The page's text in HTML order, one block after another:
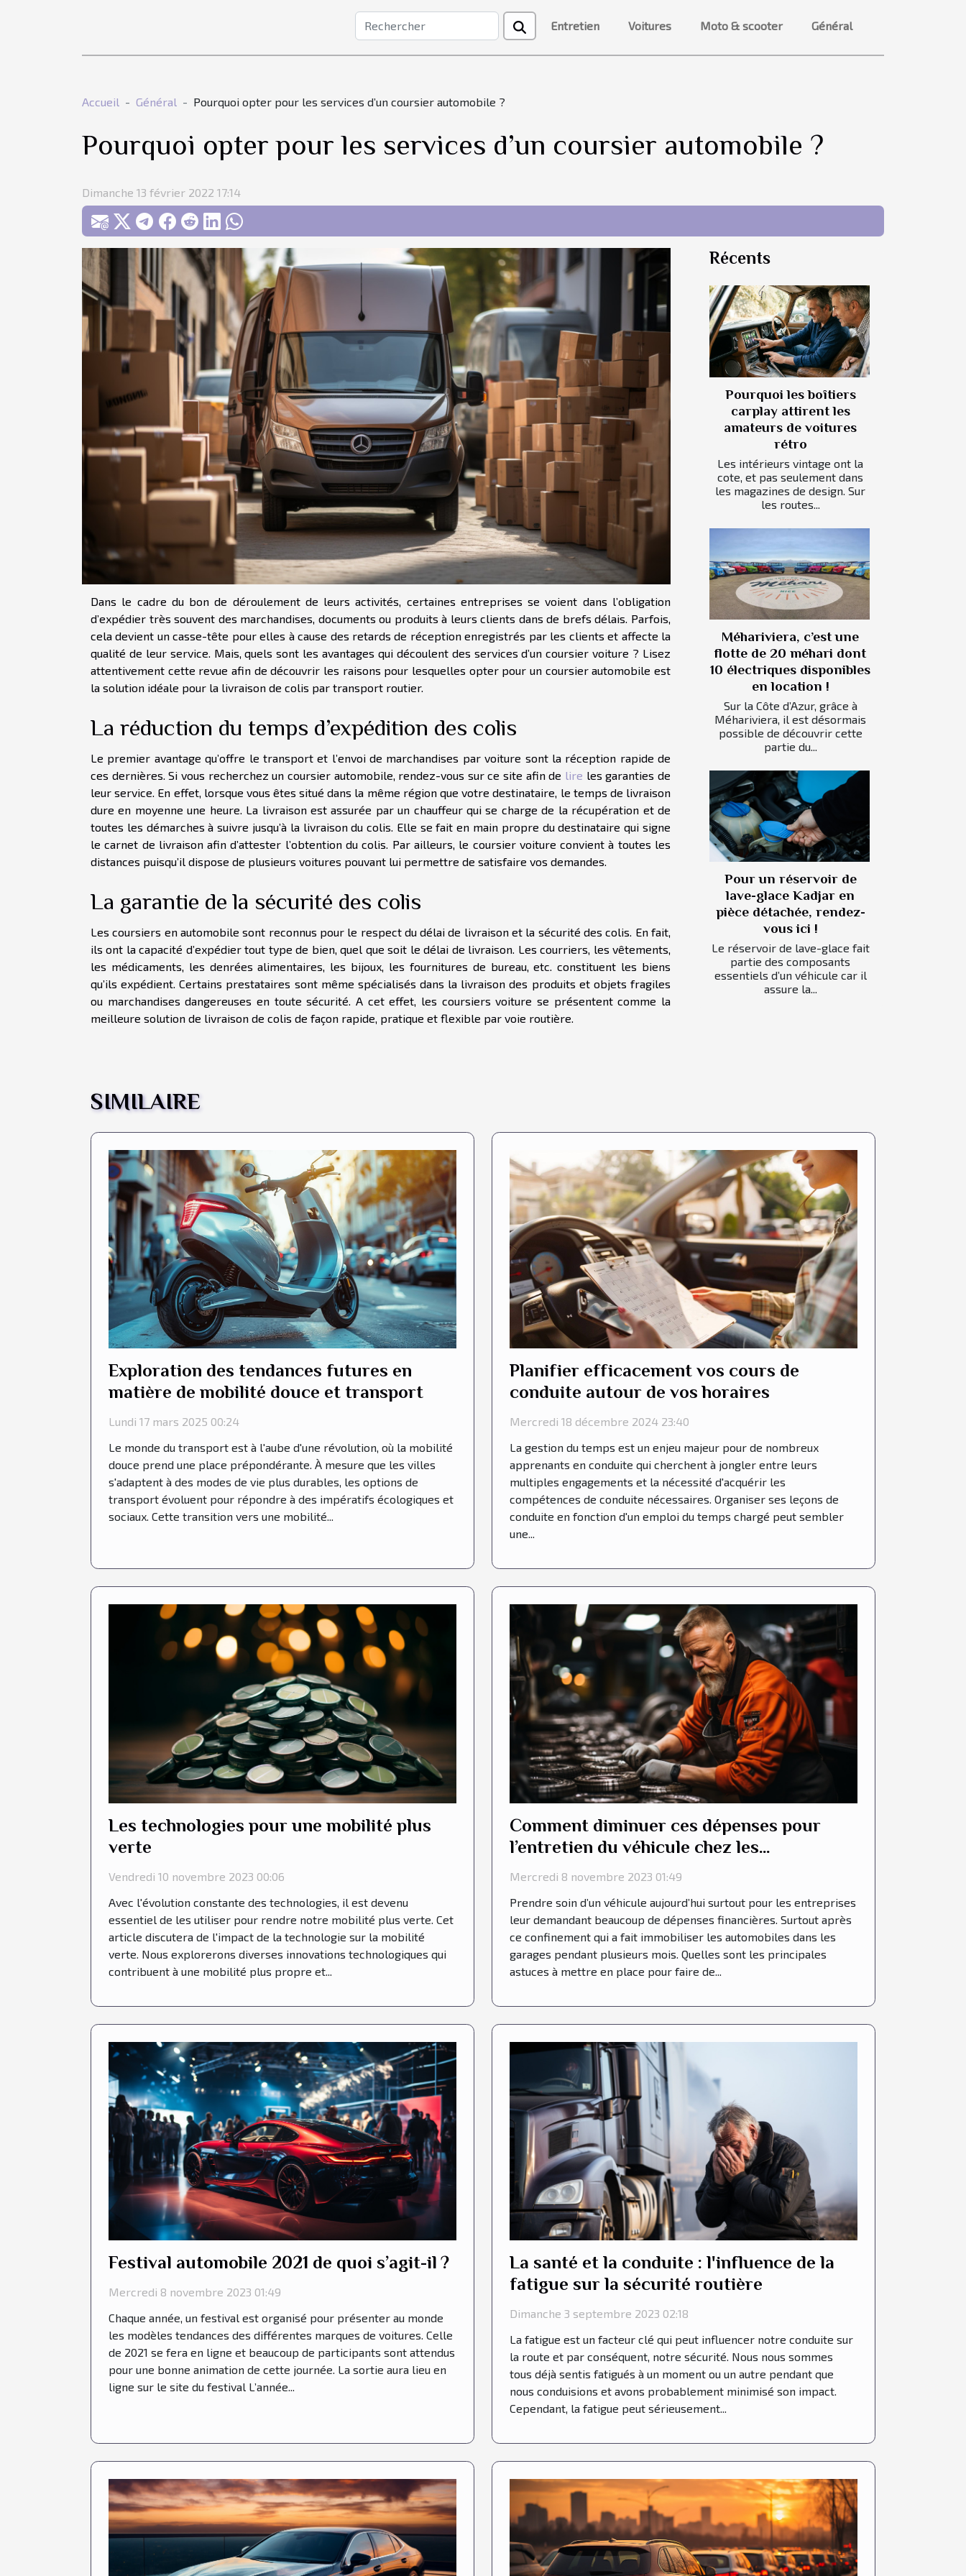
Entretien Voitures Moto & scooter Général
Accueil Général Pourquoi opter pour les services d’un coursier automobile ?
Pourquoi opter pour les services d’un coursier automobile ?
Dimanche 13 février 2022 17:14
Dans le cadre du bon de déroulement de leurs activités, certaines entreprises se voient dans l’obligation
d’expédier très souvent des marchandises, documents ou produits à leurs clients dans de brefs délais. Parfois,
cela devient un casse-tête pour elles à cause des retards de réception enregistrés par les clients et affecte la
qualité de leur service. Mais, quels sont les avantages qui découlent des services d’un coursier voiture ? Lisez
attentivement cette revue afin de découvrir les raisons pour lesquelles opter pour un coursier automobile est
la solution idéale pour la livraison de colis par transport routier.
La réduction du temps d’expédition des colis
Le premier avantage qu’offre le transport et l’envoi de marchandises par voiture sont la réception rapide de
ces dernières. Si vous recherchez un coursier automobile, rendez-vous sur ce site afin de lire les garanties de
leur service. En effet, lorsque vous êtes situé dans la même région que votre destinataire, le temps de livraison
dure en moyenne une heure. La livraison est assurée par un chauffeur qui se charge de la récupération et de
toutes les démarches à suivre jusqu’à la livraison du colis. Elle se fait en main propre du destinataire qui signe
le carnet de livraison afin d’attester l’obtention du colis. Par ailleurs, le coursier voiture convient à toutes les
distances puisqu’il dispose de plusieurs voitures pouvant lui permettre de satisfaire vos demandes.
La garantie de la sécurité des colis
Les coursiers en automobile sont reconnus pour le respect du délai de livraison et la sécurité des colis. En fait,
ils ont la capacité d’expédier tout type de bien, quel que soit le délai de livraison. Les courriers, les vêtements,
les médicaments, les denrées alimentaires, les bijoux, les fournitures de bureau, etc. constituent les biens
qu’ils expédient. Certains prestataires sont même spécialisés dans la livraison des produits et objets fragiles
ou marchandises dangereuses en toute sécurité. A cet effet, les coursiers voiture se présentent comme la
meilleure solution de livraison de colis de façon rapide, pratique et flexible par voie routière.
Récents
Pourquoi les boîtiers
carplay attirent les
amateurs de voitures
rétro
Les intérieurs vintage ont la
cote, et pas seulement dans
les magazines de design. Sur
les routes...
Méhariviera, c’est une
flotte de 20 méhari dont
10 électriques disponibles
en location !
Sur la Côte d’Azur, grâce à
Méhariviera, il est désormais
possible de découvrir cette
partie du...
Pour un réservoir de
lave-glace Kadjar en
pièce détachée, rendez-
vous ici !
Le réservoir de lave-glace fait
partie des composants
essentiels d’un véhicule car il
assure la...
SIMILAIRE
Exploration des tendances futures en
matière de mobilité douce et transport
Lundi 17 mars 2025 00:24
Le monde du transport est à l'aube d'une révolution, où la mobilité
douce prend une place prépondérante. À mesure que les villes
s'adaptent à des modes de vie plus durables, les options de
transport évoluent pour répondre à des impératifs écologiques et
sociaux. Cette transition vers une mobilité...
Planifier efficacement vos cours de
conduite autour de vos horaires
Mercredi 18 décembre 2024 23:40
La gestion du temps est un enjeu majeur pour de nombreux
apprenants en conduite qui cherchent à jongler entre leurs
multiples engagements et la nécessité d'acquérir les
compétences de conduite nécessaires. Organiser ses leçons de
conduite en fonction d'un emploi du temps chargé peut sembler
une...
Les technologies pour une mobilité plus
verte
Vendredi 10 novembre 2023 00:06
Avec l'évolution constante des technologies, il est devenu
essentiel de les utiliser pour rendre notre mobilité plus verte. Cet
article discutera de l'impact de la technologie sur la mobilité
verte. Nous explorerons diverses innovations technologiques qui
contribuent à une mobilité plus propre et...
Comment diminuer ces dépenses pour
l’entretien du véhicule chez les
entreprises ?
Mercredi 8 novembre 2023 01:49
Prendre soin d’un véhicule aujourd’hui surtout pour les entreprises
leur demandant beaucoup de dépenses financières. Surtout après
ce confinement qui a fait immobiliser les automobiles dans les
garages pendant plusieurs mois. Quelles sont les principales
astuces à mettre en place pour faire de...
Festival automobile 2021 de quoi s’agit-il ?
Mercredi 8 novembre 2023 01:49
Chaque année, un festival est organisé pour présenter au monde
les modèles tendances des différentes marques de voitures. Celle
de 2021 se fera en ligne et beaucoup de participants sont attendus
pour une bonne animation de cette journée. La sortie aura lieu en
ligne sur le site du festival L’année...
La santé et la conduite : l'influence de la
fatigue sur la sécurité routière
Dimanche 3 septembre 2023 02:18
La fatigue est un facteur clé qui peut influencer notre conduite sur
la route et par conséquent, notre sécurité. Nous nous sommes
tous déjà sentis fatigués à un moment ou un autre pendant que
nous conduisions et avons probablement minimisé son impact.
Cependant, la fatigue peut sérieusement...